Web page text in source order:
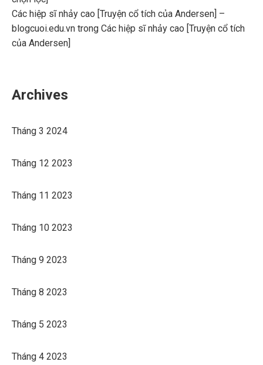
Các hiệp sĩ nhảy cao [Truyện cổ tích của Andersen] –
blogcuoi.edu.vn trong Các hiệp sĩ nhảy cao [Truyện cổ tích
của Andersen]
Archives
Tháng 3 2024
Tháng 12 2023
Tháng 11 2023
Tháng 10 2023
Tháng 9 2023
Tháng 8 2023
Tháng 5 2023
Tháng 4 2023